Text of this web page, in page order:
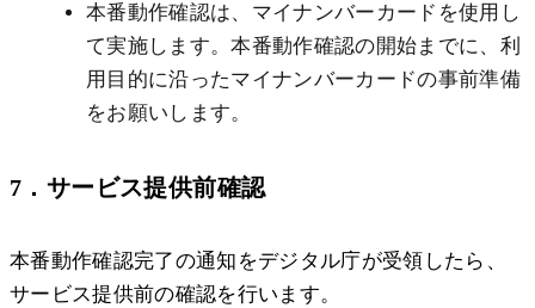
本番動作確認は、マイナンバーカードを使用し
て実施します。本番動作確認の開始までに、利
用目的に沿ったマイナンバーカードの事前準備
をお願いします。
7．サービス提供前確認
本番動作確認完了の通知をデジタル庁が受領したら、
サービス提供前の確認を行います。